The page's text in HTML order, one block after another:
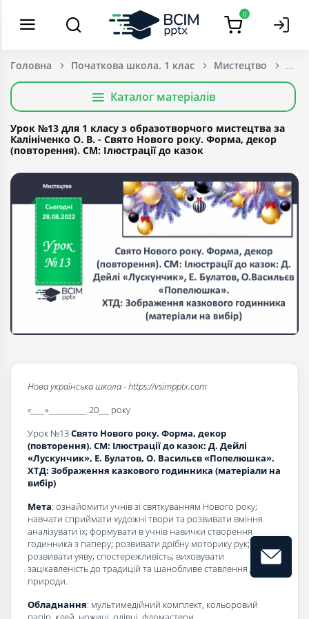
0
Головна Початкова школа. 1 клас Мистецтво
Каталог матеріалів
Урок №13 для 1 класу з образотворчого мистецтва за
Калініченко О. В. - Свято Нового року. Форма, декор
(повторення). СМ: Ілюстрації до казок
Нова українська школа - https://vsimpptx.com
«____ »___________.20___ року
Урок №13Свято Нового року. Форма, декор
(повторення). СМ: Ілюстрації до казок: Д. Дейлі
«Лускунчик», Е. Булатов, О. Васильєв «Попелюшка».
ХТД: Зображення казкового годинника (матеріали на
вибір)
Мета: ознайомити учнів зі святкуванням Нового року;
навчати сприймати художні твори та розвивати вміння
аналізувати їх; формувати в учнів навички створення
годинника з паперу; розвивати дрібну моторику рук;
розвивати уяву, спостережливість; виховувати
зацікавленість до традицій та шанобливе ставлення до
природи.
Обладнання: мультимедійний комплект, кольоровий